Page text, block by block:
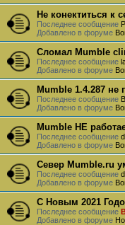
Не конектиться к
Последнее сообщение
Добавлено в форуме
Сломал Mumble
Последнее сообщение
Добавлено в форуме
Mumble 1.4.287 не
Последнее сообщение
Добавлено в форуме
Mumble НЕ
Последнее сообщение
Добавлено в форуме
Север Mumble.ru
Последнее сообщение
Добавлено в форуме
С Новым 2021
Последнее сообщение
Добавлено в форуме